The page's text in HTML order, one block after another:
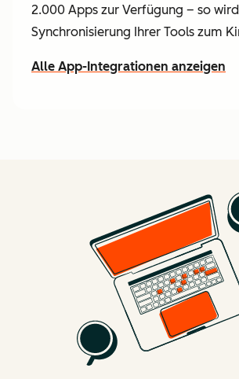
2.000 Apps zur Verfügung – so
Synchronisierung Ihrer Tools zum
Alle App-Integrationen anzeigen